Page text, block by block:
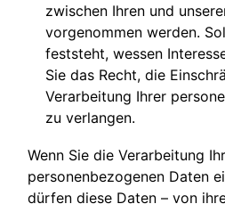
zwischen Ihren und
vorgenommen werden.
feststeht, wessen
Sie das Recht, die
Verarbeitung Ihrer
zu verlangen.
Wenn Sie die Verarbeitung
personenbezogenen Daten
dürfen diese Daten – von